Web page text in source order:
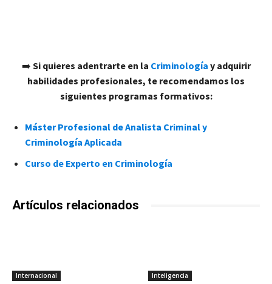
➡️ Si quieres adentrarte en la Criminología y adquirir
habilidades profesionales, te recomendamos los
siguientes programas formativos:
Máster Profesional de Analista Criminal y
Criminología Aplicada
Curso de Experto en Criminología
Artículos relacionados
Internacional Inteligencia